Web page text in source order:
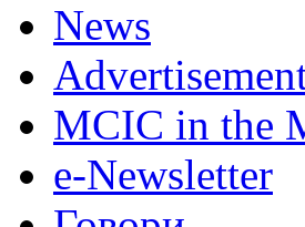
News
MCIC in the
e-Newsletter